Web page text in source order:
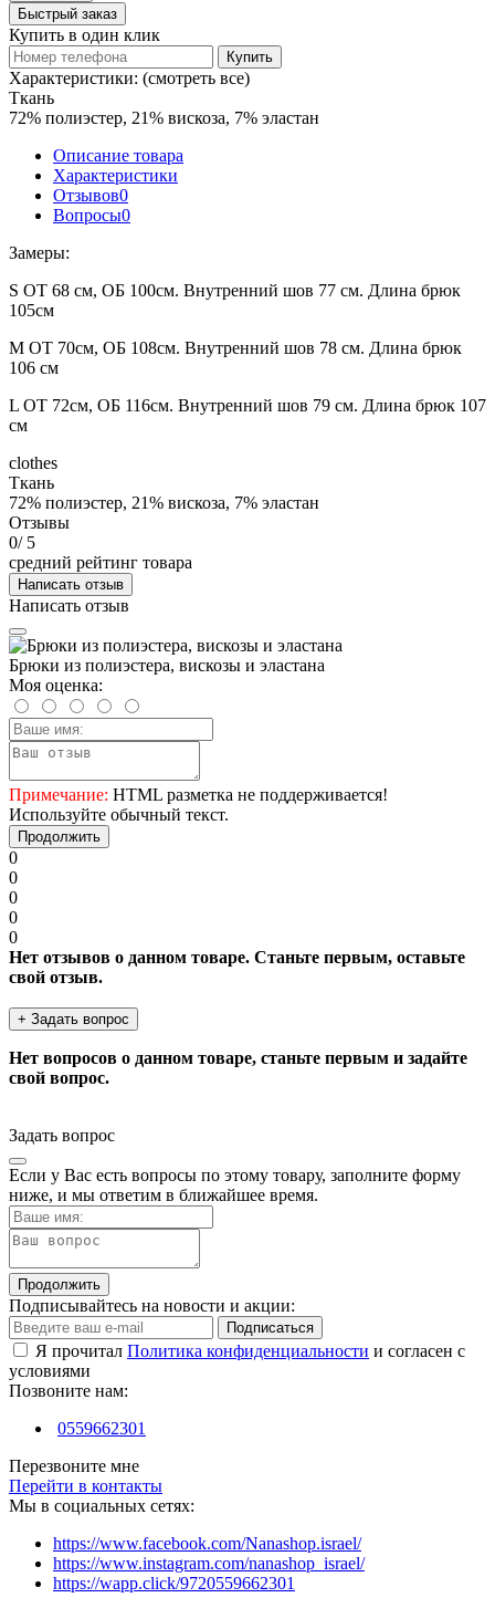
Быстрый заказ
Купить в один клик
Купить
Характеристики: (смотреть все)
Ткань
72% полиэстер, 21% вискоза, 7% эластан
Описание товара
Характеристики
Отзывов0
Вопросы0
Замеры:
S ОТ 68 см, ОБ 100см. Внутренний шов 77 см. Длина брюк
105см
М ОТ 70см, ОБ 108см. Внутренний шов 78 см. Длина брюк
106 см
L ОТ 72см, ОБ 116см. Внутренний шов 79 см. Длина брюк 107
см
clothes
Ткань
72% полиэстер, 21% вискоза, 7% эластан
Отзывы
0/ 5
средний рейтинг товара
Написать отзыв
Написать отзыв
Брюки из полиэстера, вискозы и эластана
Моя оценка:
Примечание: HTML разметка не поддерживается!
Используйте обычный текст.
Продолжить
0
0
0
0
0
Нет отзывов о данном товаре. Станьте первым, оставьте
свой отзыв.
+ Задать вопрос
Нет вопросов о данном товаре, станьте первым и задайте
свой вопрос.
Задать вопрос
Если у Вас есть вопросы по этому товару, заполните форму
ниже, и мы ответим в ближайшее время.
Продолжить
Подписывайтесь на новости и акции:
Подписаться
Я прочитал Политика конфиденциальности и согласен с
условиями
Позвоните нам:
0559662301
Перезвоните мне
Перейти в контакты
Мы в социальных сетях:
https://www.facebook.com/Nanashop.israel/
https://www.instagram.com/nanashop_israel/
https://wapp.click/9720559662301